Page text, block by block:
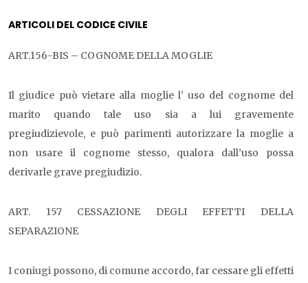
ARTICOLI DEL CODICE CIVILE
ART.156-BIS – COGNOME DELLA MOGLIE
Il giudice può vietare alla moglie l’ uso del cognome del
marito quando tale uso sia a lui gravemente
pregiudizievole, e può parimenti autorizzare la moglie a
non usare il cognome stesso, qualora dall’uso possa
derivarle grave pregiudizio.
ART. 157 CESSAZIONE DEGLI EFFETTI DELLA
SEPARAZIONE
I coniugi possono, di comune accordo, far cessare gli effetti